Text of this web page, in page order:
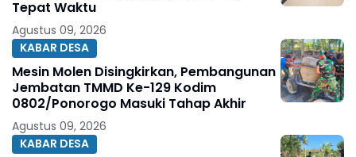
Tepat Waktu
Agustus 09, 2026
KABAR DESA
Mesin Molen Disingkirkan, Pembangunan
Jembatan TMMD Ke-129 Kodim
0802/Ponorogo Masuki Tahap Akhir
Agustus 09, 2026
KABAR DESA